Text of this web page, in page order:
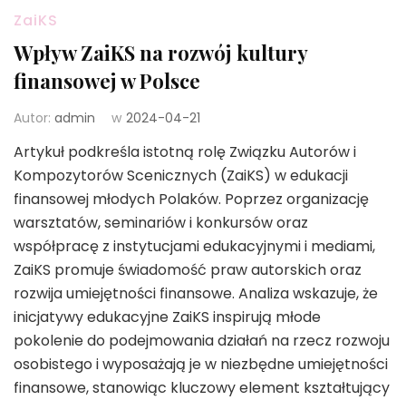
ZaiKS
Wpływ ZaiKS na rozwój kultury
finansowej w Polsce
Autor: admin w 2024-04-21
Artykuł podkreśla istotną rolę Związku Autorów i
Kompozytorów Scenicznych (ZaiKS) w edukacji
finansowej młodych Polaków. Poprzez organizację
warsztatów, seminariów i konkursów oraz
współpracę z instytucjami edukacyjnymi i mediami,
ZaiKS promuje świadomość praw autorskich oraz
rozwija umiejętności finansowe. Analiza wskazuje, że
inicjatywy edukacyjne ZaiKS inspirują młode
pokolenie do podejmowania działań na rzecz rozwoju
osobistego i wyposażają je w niezbędne umiejętności
finansowe, stanowiąc kluczowy element kształtujący